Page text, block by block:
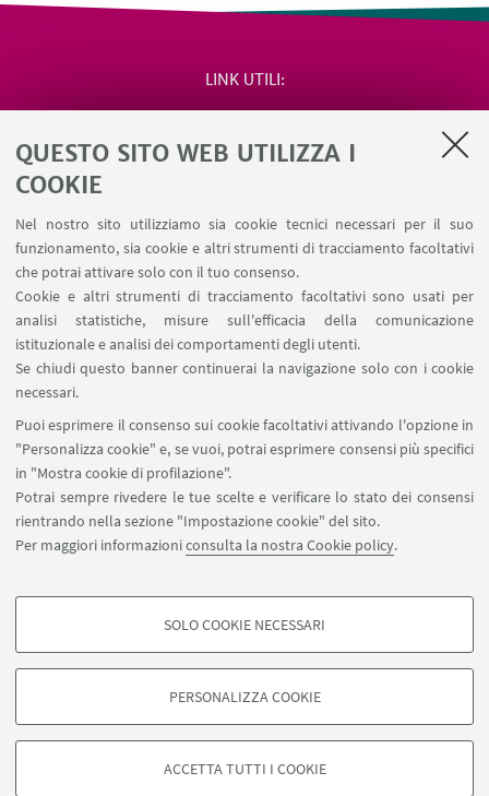
QUESTO SITO WEB UTILIZZA I
COOKIE
Nel nostro sito utilizziamo sia cookie tecnici necessari per il suo
funzionamento, sia cookie e altri strumenti di tracciamento facoltativi
che potrai attivare solo con il tuo consenso.
Cookie e altri strumenti di tracciamento facoltativi sono usati per
analisi statistiche, misure sull'efficacia della comunicazione
istituzionale e analisi dei comportamenti degli utenti.
Se chiudi questo banner continuerai la navigazione solo con i cookie
necessari.
Puoi esprimere il consenso sui cookie facoltativi attivando l'opzione in
"Personalizza cookie" e, se vuoi, potrai esprimere consensi più specifici
in "Mostra cookie di profilazione".
Potrai sempre rivedere le tue scelte e verificare lo stato dei consensi
rientrando nella sezione "Impostazione cookie" del sito.
Per maggiori informazioniconsulta la nostra Cookie policy.
COOKIE DI PROFILAZIONE - FACOLTATIVI
degli utenti, creare profili in base al loro comportamento sul sito, per analisi
di marketing.
SOLO COOKIE NECESSARI
PERSONALIZZA COOKIE
ACCETTA TUTTI I COOKIE
LINK UTILI
Salute e sicurezza
Missioni web
Ministero della Salute – EFSA Focal Point
SEGUI IL DIPARTIMENTO SU:
SEGUI UNIBO SU:
APP:
©Copyright 2026 - ALMA MATER STUDIORUM - Università di
Bologna - Via Zamboni, 33 - 40126 Bologna - PI: 01131710376 - CF:
80007010376
Privacy
Note legali
Informazioni sul sito e accessibilità
Impostazioni Cookie